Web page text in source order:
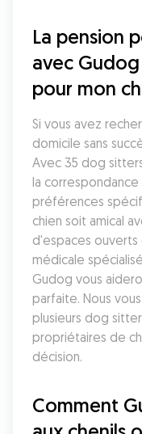
La pension
avec
pour mon
Si vous avez
domicile sans
Avec 35 dog
la
préférences
chien soit amical
d'espaces
médicale
Gudog vous
parfaite. Nous
plusieurs dog
propriétaires de
décision.
Comment